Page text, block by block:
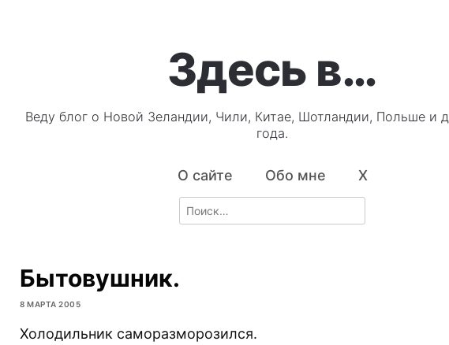
Здесь в…
Веду блог о Новой Зеландии, Чили, Китае, Шотландии, Польше и
года.
О сайте Обо мне X
Search
for:
Бытовушник.
8 МАРТА 2005
Холодильник саморазморозился.